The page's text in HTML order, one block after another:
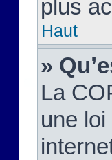
plus
Haut
»
La
une